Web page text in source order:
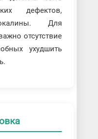
дефектов,
Для
отсутствие
ухудшить